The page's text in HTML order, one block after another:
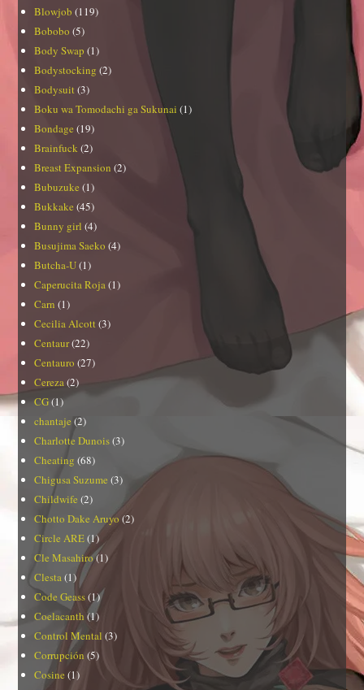
Blowjob (119)
Bobobo (5)
Body Swap (1)
Bodystocking (2)
Bodysuit (3)
Boku wa Tomodachi ga Sukunai (1)
Bondage (19)
Brainfuck (2)
Breast Expansion (2)
Bubuzuke (1)
Bukkake (45)
Bunny girl (4)
Busujima Saeko (4)
Butcha-U(1)
Caperucita Roja (1)
Carn (1)
Cecilia Alcott (3)
Centaur(22)
Centauro (27)
Cereza (2)
CG(1)
chantaje (2)
Charlotte Dunois(3)
Cheating (68)
Chigusa Suzume (3)
Childwife (2)
Chotto Dake Aruyo (2)
Circle ARE(1)
Cle Masahiro(1)
Clesta (1)
Code Geass(1)
Coelacanth (1)
Control Mental (3)
Corrupción (5)
Cosine (1)